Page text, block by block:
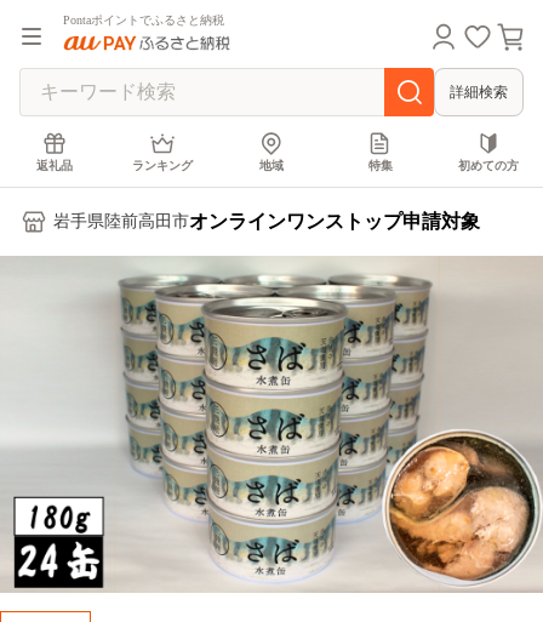
Pontaポイントでふるさと納税
詳細検索
返礼品 ランキング 地域 特集 初めての方
岩手県陸前高田市オンラインワンストップ申請対象